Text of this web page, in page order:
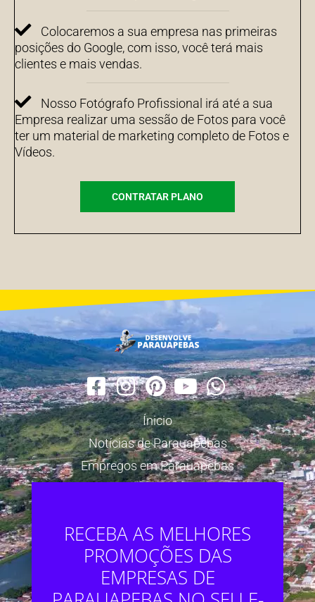
Colocaremos a sua empresa nas primeiras
posições do Google, com isso, você terá mais
clientes e mais vendas.
Nosso Fotógrafo Profissional irá até a sua
Empresa realizar uma sessão de Fotos para você
ter um material de marketing completo de Fotos e
Vídeos.
CONTRATAR PLANO
Ínicio
Notícias de Parauapebas
Empregos em Parauapebas
RECEBA AS MELHORES
PROMOÇÕES DAS
EMPRESAS DE